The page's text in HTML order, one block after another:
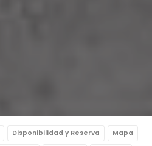
Disponibilidad y Reserva Mapa